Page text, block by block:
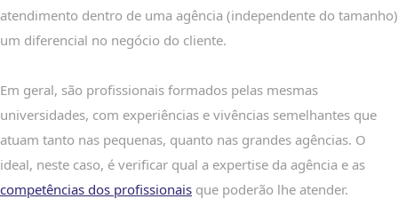
atendimento dentro de uma agência (independente do tamanho)
um diferencial no negócio do cliente.
Em geral, são profissionais formados pelas mesmas
universidades, com experiências e vivências semelhantes que
atuam tanto nas pequenas, quanto nas grandes agências. O
ideal, neste caso, é verificar qual a expertise da agência e as
competências dos profissionais que poderão lhe atender.